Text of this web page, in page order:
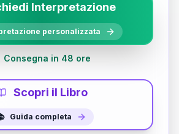
Interpretazione
personalizzata
Consegna in 48 ore
Scopri il Libro
Guida completa